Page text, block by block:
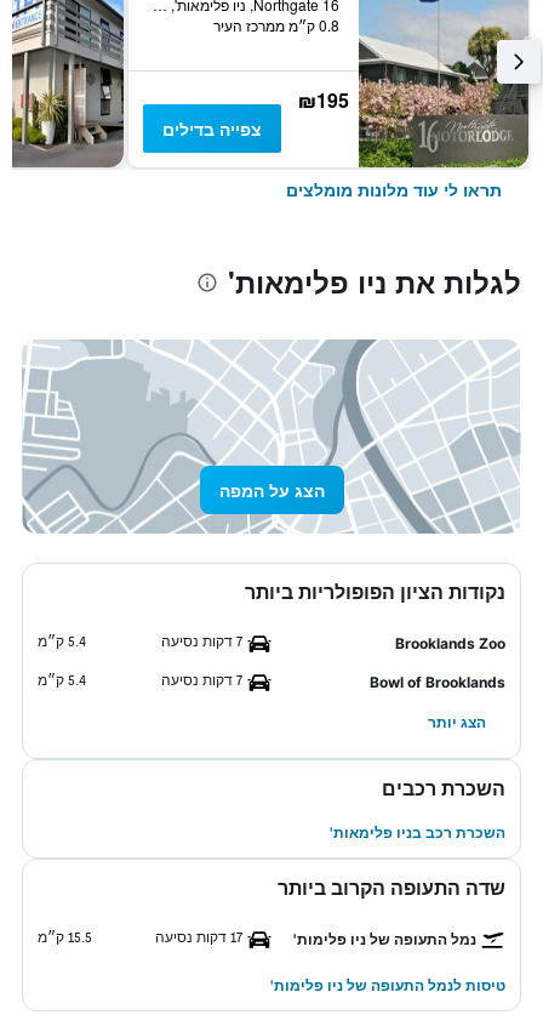
16 Northgate, ניו פלימאות', ניו זילנד
0.8 ק״מ ממרכז העיר
₪195
צפייה בדילים
תראו לי עוד מלונות מומלצים
לגלות את ניו פלימאות'
הצג על המפה
נקודות הציון הפופולריות ביותר
Brooklands Zoo 7 דקות נסיעה 5.4 ק״מ
Bowl of Brooklands 7 דקות נסיעה 5.4 ק״מ
הצג יותר
השכרת רכבים
השכרת רכב בניו פלימאות'
שדה התעופה הקרוב ביותר
נמל התעופה של ניו פלימות' 17 דקות נסיעה 15.5 ק״מ
טיסות לנמל התעופה של ניו פלימות'